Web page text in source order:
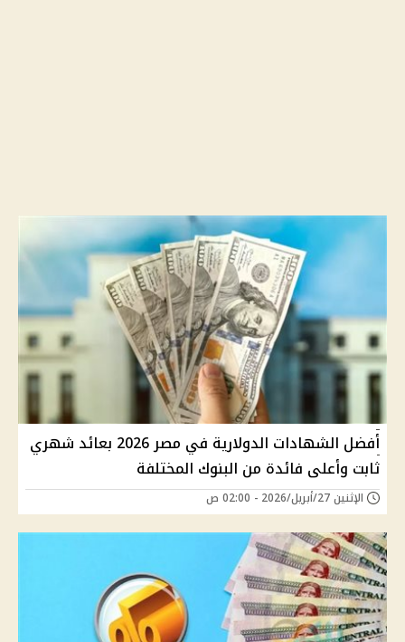
أفضل الشهادات الدولارية في مصر 2026 بعائد شهري
ثابت وأعلى فائدة من البنوك المختلفة
الإثنين 27/أبريل/2026 - 02:00 ص